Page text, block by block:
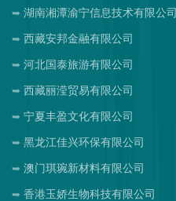
湖南湘潭渝宁信息技术有限公司
西藏安邦金融有限公司
河北国泰旅游有限公司
西藏丽滢贸易有限公司
宁夏丰盈文化有限公司
黑龙江佳兴环保有限公司
澳门琪琬新材料有限公司
香港玉娇生物科技有限公司